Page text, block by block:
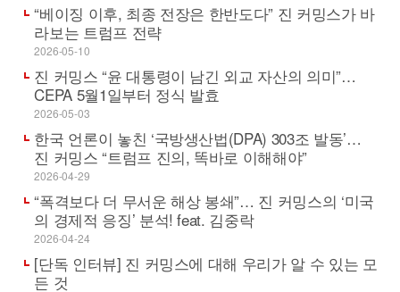
“베이징 이후, 최종 전장은 한반도다” 진 커밍스가 바
라보는 트럼프 전략
2026-05-10
진 커밍스 “윤 대통령이 남긴 외교 자산의 의미”…
CEPA 5월1일부터 정식 발효
2026-05-03
한국 언론이 놓친 ‘국방생산법(DPA) 303조 발동’…
진 커밍스 “트럼프 진의, 똑바로 이해해야”
2026-04-29
“폭격보다 더 무서운 해상 봉쇄”… 진 커밍스의 ‘미국
의 경제적 응징’ 분석! feat. 김중락
2026-04-24
[단독 인터뷰] 진 커밍스에 대해 우리가 알 수 있는 모
든 것